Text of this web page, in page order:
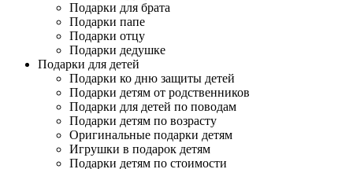
Подарки для брата
Подарки папе
Подарки отцу
Подарки дедушке
Подарки для детей
Подарки ко дню защиты детей
Подарки детям от родственников
Подарки для детей по поводам
Подарки детям по возрасту
Оригинальные подарки детям
Игрушки в подарок детям
Подарки детям по стоимости